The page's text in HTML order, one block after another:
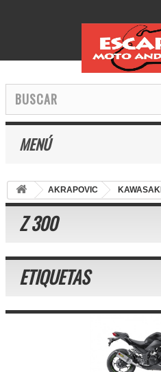
MENÚ
AKRAPOVIC KAWASAKI
Z 300
ETIQUETAS